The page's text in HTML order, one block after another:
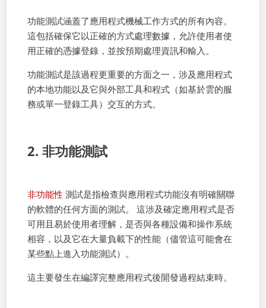
功能測試涵蓋了應用程式機械工作方式的所有內容。
這包括確保它以正確的方式處理數據，允許使用者使
用正確的憑據登錄，並按預期處理資訊和輸入。
功能測試是該過程更重要的方面之一，涉及應用程式
的本地功能以及它與外部工具和程式（如基於雲的服
務或單一登錄工具）交互的方式。
2. 非功能測試
非功能性 測試是指檢查與應用程式功能沒有明確關聯
的軟體的任何方面的測試。 這涉及確定應用程式是否
可用且易於使用者理解，是否與各種設備和操作系統
相容，以及它在大量負載下的性能（儘管這可能會在
某些點上進入功能測試）。
這主要發生在編譯完整應用程式後開發過程結束時。